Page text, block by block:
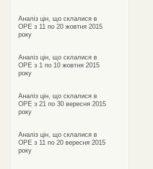
Аналіз цін, що склалися в
ОРЕ з 11 по 20 жовтня 2015
року
Аналіз цін, що склалися в
ОРЕ з 1 по 10 жовтня 2015
року
Аналіз цін, що склалися в
ОРЕ з 21 по 30 вересня 2015
року
Аналіз цін, що склалися в
ОРЕ з 11 по 20 вересня 2015
року